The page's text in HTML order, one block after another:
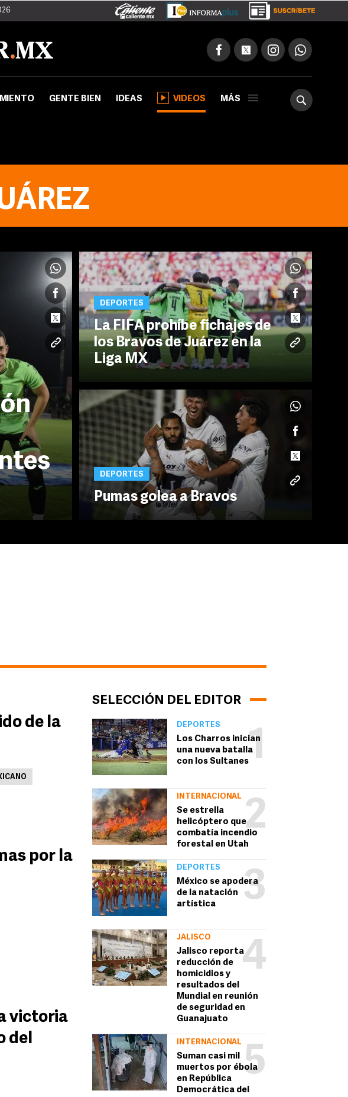
GENTE BIEN IDEAS VIDEOS MÁS
DEPORTES
La FIFA prohíbe fichajes de
los Bravos de Juárez en la
Liga MX
DEPORTES
Pumas golea a Bravos
SELECCIÓN DEL EDITOR
1
DEPORTES
Los Charros inician
una nueva batalla
con los Sultanes
2
INTERNACIONAL
Se estrella
helicóptero que
combatía incendio
forestal en Utah
3
DEPORTES
México se apodera
de la natación
artística
4
JALISCO
Jalisco reporta
reducción de
homicidios y
resultados del
Mundial en reunión
de seguridad en
Guanajuato
5
INTERNACIONAL
Suman casi mil
muertos por ébola
en República
Democrática del
de la
por la
victoria
del